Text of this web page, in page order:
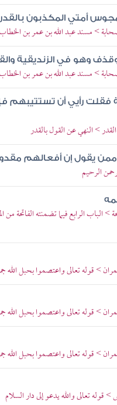
أمتي المكذبون بالقدر
> مسند عبد الله بن عمر بن الخطاب
وهو في الزنديقية
> مسند عبد الله بن عمر بن الخطاب
فقلت رأيي أن تستتيبهم
> النهي عن القول بالقدر
ممن يقول إن أفعالهم
الرحيم
> الباب الرابع فيما تضمنته الفاتحة
> قوله تعالى واعتصموا بحبل الله
> قوله تعالى واعتصموا بحبل الله
> قوله تعالى واعتصموا بحبل الله
تعالى والله يدعو إلى دار السلام